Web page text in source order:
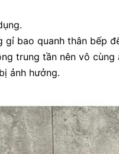
bao quanh thân bếp
trung tần nên vô
ảnh hưởng.